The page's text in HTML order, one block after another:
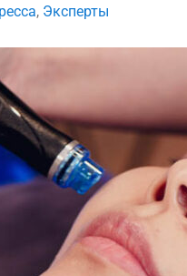
, Эксперты